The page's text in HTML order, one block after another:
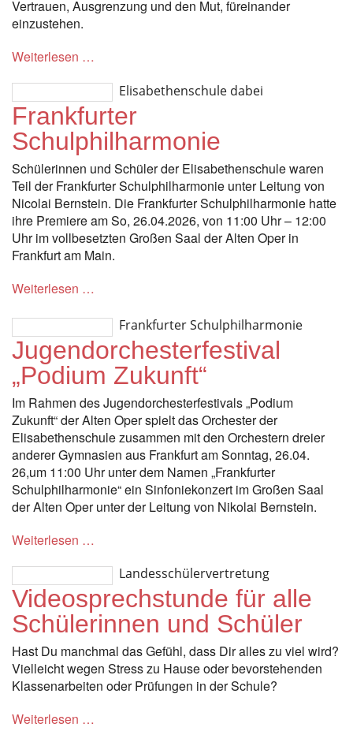
Vertrauen, Ausgrenzung und den Mut, füreinander
einzustehen.
Weiterlesen …
Elisabethenschule dabei
Frankfurter
Schulphilharmonie
Schülerinnen und Schüler der Elisabethenschule waren
Teil der Frankfurter Schulphilharmonie unter Leitung von
Nicolai Bernstein. Die Frankfurter Schulphilharmonie hatte
ihre Premiere am So, 26.04.2026, von 11:00 Uhr – 12:00
Uhr im vollbesetzten Großen Saal der Alten Oper in
Frankfurt am Main.
Weiterlesen …
Frankfurter Schulphilharmonie
Jugendorchesterfestival
„Podium Zukunft“
Im Rahmen des Jugendorchesterfestivals „Podium
Zukunft“ der Alten Oper spielt das Orchester der
Elisabethenschule zusammen mit den Orchestern dreier
anderer Gymnasien aus Frankfurt am Sonntag, 26.04.
26,um 11:00 Uhr unter dem Namen „Frankfurter
Schulphilharmonie“ ein Sinfoniekonzert im Großen Saal
der Alten Oper unter der Leitung von Nikolai Bernstein.
Weiterlesen …
Landesschülervertretung
Videosprechstunde für alle
Schülerinnen und Schüler
Hast Du manchmal das Gefühl, dass Dir alles zu viel wird?
Vielleicht wegen Stress zu Hause oder bevorstehenden
Klassenarbeiten oder Prüfungen in der Schule?
Weiterlesen …